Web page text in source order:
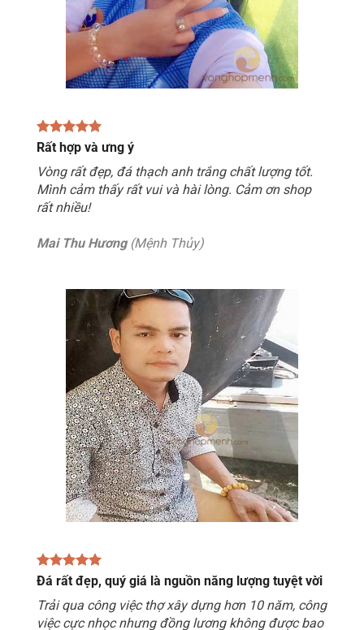
Rất hợp và ưng ý
Vòng rất đẹp, đá thạch anh trắng chất lượng tốt.
Mình cảm thấy rất vui và hài lòng. Cảm ơn shop
rất nhiều!
Mai Thu Hương(Mệnh Thủy)
Đá rất đẹp, quý giá là nguồn năng lượng tuyệt vời
Trải qua công việc thợ xây dựng hơn 10 năm, công
việc cực nhọc nhưng đồng lương không được bao